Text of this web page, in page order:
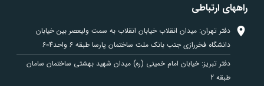
راههای ارتباطی
دفتر تهران: میدان انقلاب خیابان انقلاب به سمت ولیعصر بین خیابان
دانشگاه فخررازی جنب بانک ملت ساختمان پارسا طبقه 6 واحد604
دفتر تبریز: خیابان امام خمینی (ره) میدان شهید بهشتی ساختمان سامان
طبقه 2